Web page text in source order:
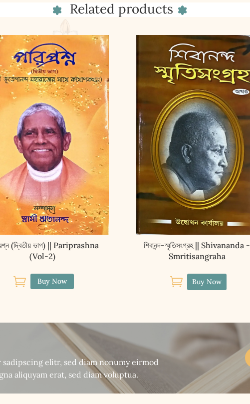
Related products
(দ্বিতীয় ভাগ) || Pariprashna
(Vol-2)
 Buy Now
শিবানন্দ-স্মৃতিসংগ্রহ || Shivananda -
Smritisangraha
 Buy Now
elitr, sed diam nonumy eirmod
aliquyam erat, sed diam voluptua.